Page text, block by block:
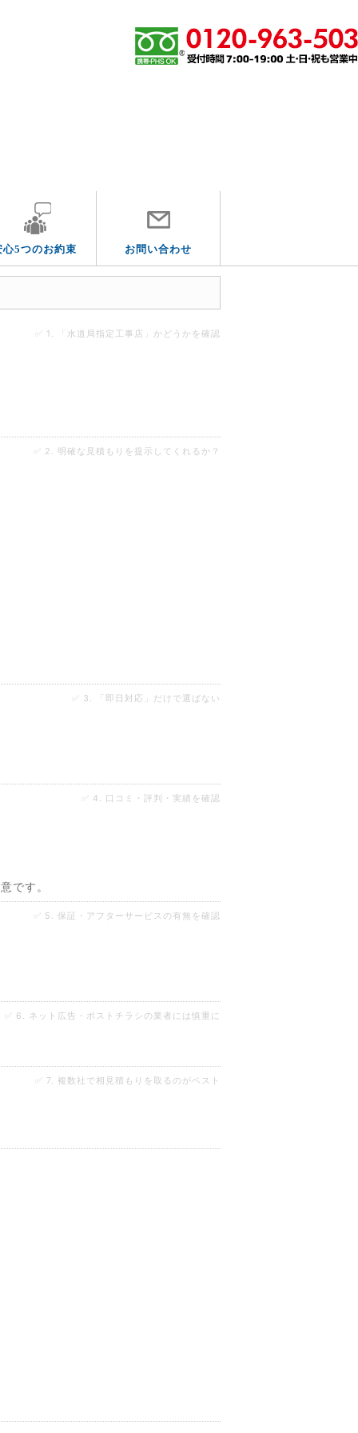
心5つのお約束 お問い合わせ
✅ 1. 「水道局指定工事店」かどうかを確認
✅ 2. 明確な見積もりを提示してくれるか？
✅ 3. 「即日対応」だけで選ばない
✅ 4. 口コミ・評判・実績を確認
です。
✅ 5. 保証・アフターサービスの有無を確認
✅ 6. ネット広告・ポストチラシの業者には慎重に
✅ 7. 複数社で相見積もりを取るのがベスト